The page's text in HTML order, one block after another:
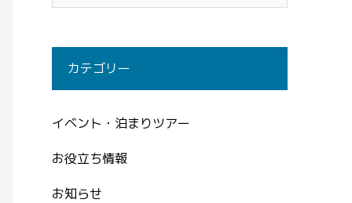
カテゴリー
イベント・泊まりツアー
お役立ち情報
お知らせ